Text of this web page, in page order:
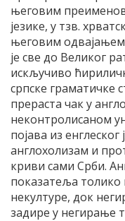
његовим
језике, у тзв.
његовим одвајањем
је све до Великог
искључиво
српске граматичке
прераста чак у
неконтролисаном
појава из енглеског
англохолизам и
криви сами Срби.
показатеља толико
некултуре, док
задире у негирање